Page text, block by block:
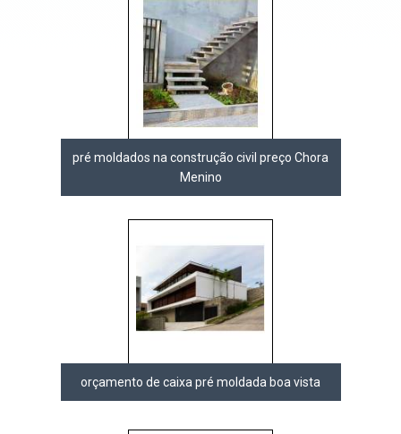
pré moldados na construção civil preço Chora
Menino
orçamento de caixa pré moldada boa vista